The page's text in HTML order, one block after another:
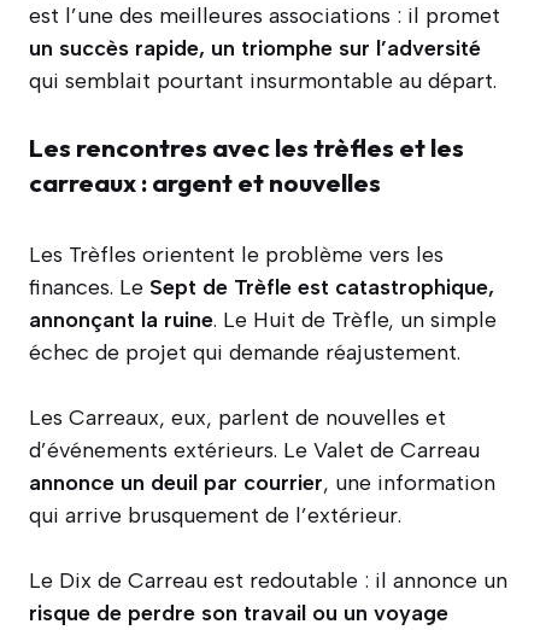
est l’une des meilleures associations : il promet
un succès rapide, un triomphe sur l’adversité
qui semblait pourtant insurmontable au départ.
Les rencontres avec les trèfles et les
carreaux : argent et nouvelles
Les Trèfles orientent le problème vers les
finances. Le Sept de Trèfle est catastrophique,
annonçant la ruine. Le Huit de Trèfle, un simple
échec de projet qui demande réajustement.
Les Carreaux, eux, parlent de nouvelles et
d’événements extérieurs. Le Valet de Carreau
annonce un deuil par courrier, une information
qui arrive brusquement de l’extérieur.
Le Dix de Carreau est redoutable : il annonce un
risque de perdre son travail ou un voyage